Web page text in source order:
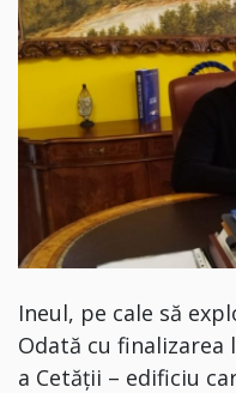
Ineul, pe cale să
Odată cu
a Cetății – edificiu